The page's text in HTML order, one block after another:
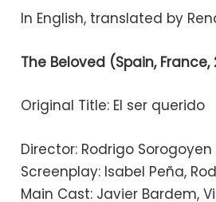
In English, translated by
The Beloved (Spain, France,
Original Title: El ser querido
Director: Rodrigo Sorogoyen
Screenplay: Isabel Peña,
Main Cast: Javier Bardem,